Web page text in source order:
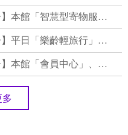
本館「智慧型寄物服務」說明
日「樂齡輕旅行」套裝優惠，即刻預約！
「會員中心」、「掌握科工」個資保存期限說明